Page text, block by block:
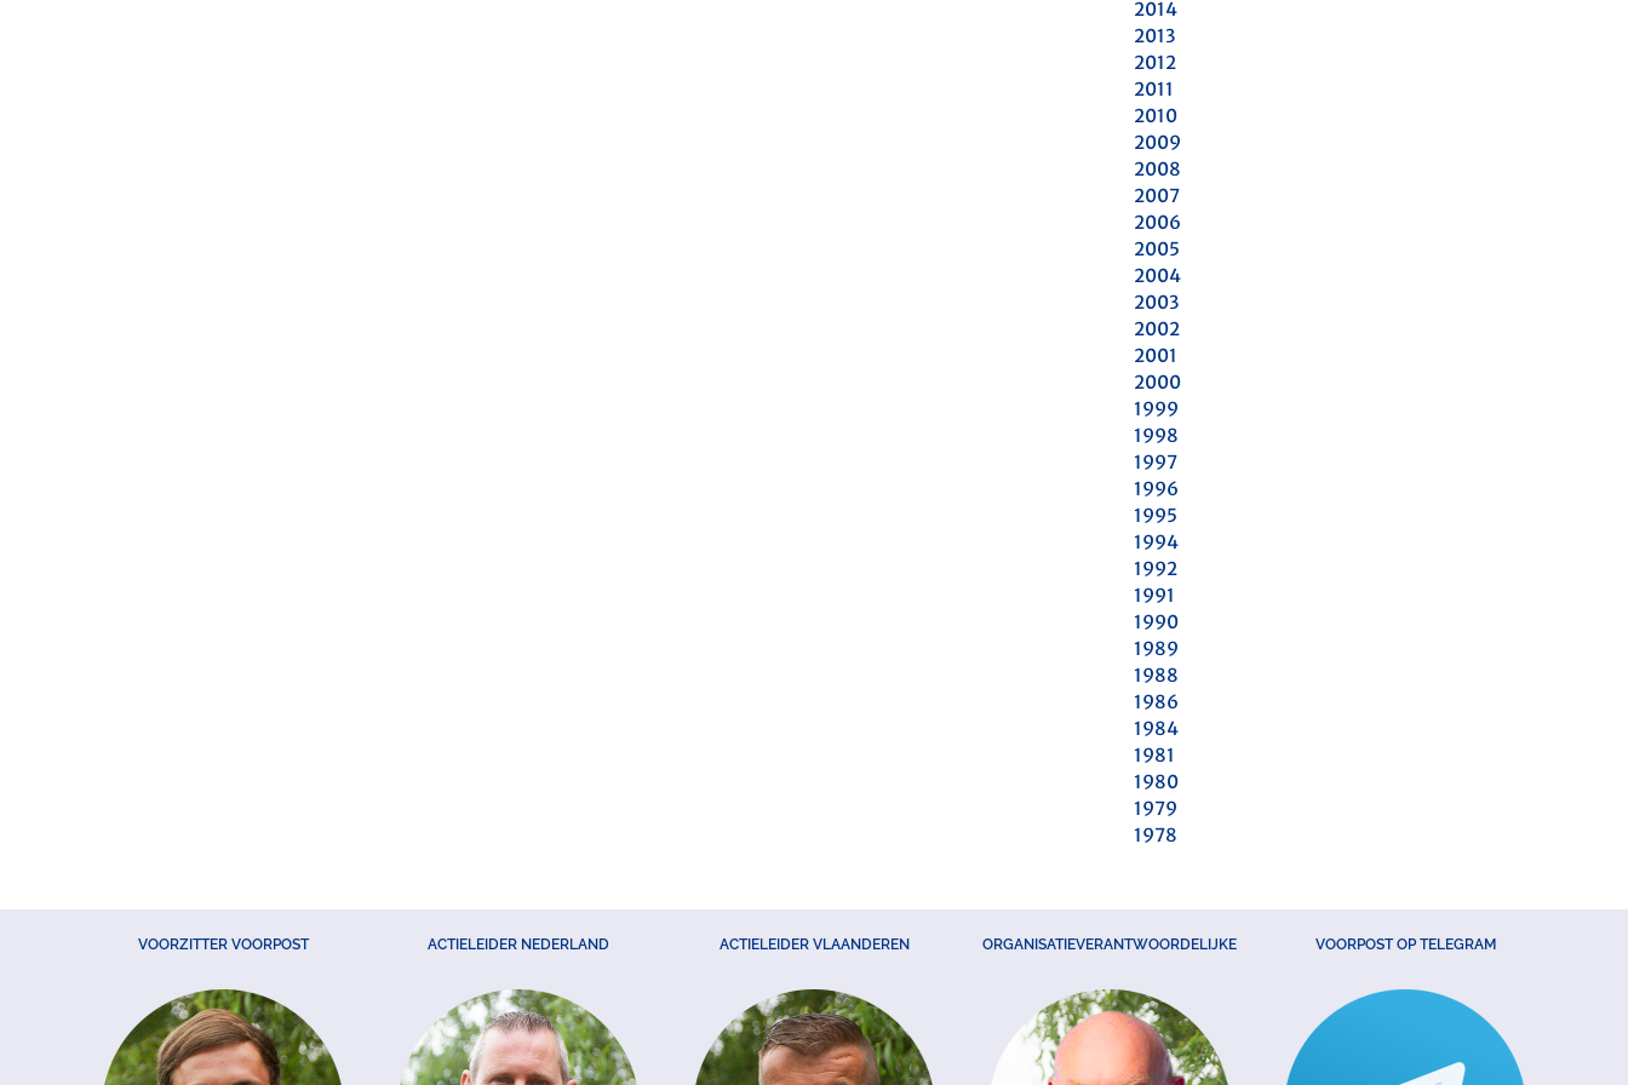
2014
2013
2012
2011
2010
2009
2008
2007
2006
2005
2004
2003
2002
2001
2000
1999
1998
1997
1996
1995
1994
1992
1991
1990
1989
1988
1986
1984
1981
1980
1979
1978
VOORZITTER VOORPOST ACTIELEIDER NEDERLAND ACTIELEIDER VLAANDEREN ORGANISATIEVERANTWOORDELIJKE VOORPOST OP TELEGRAM